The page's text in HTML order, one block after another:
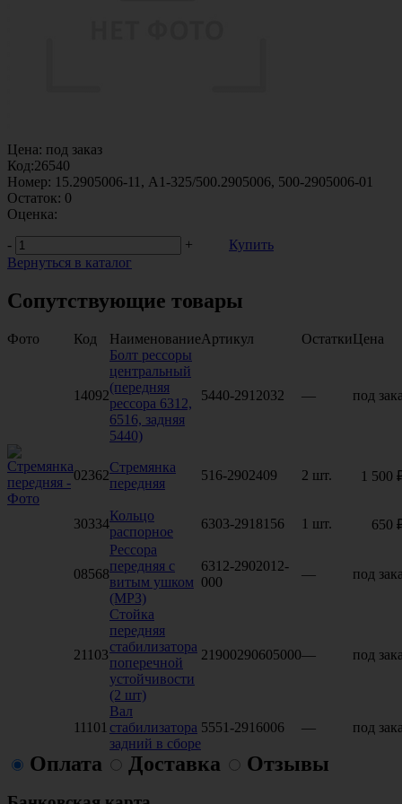
Цена: под заказ
Код:26540
Номер: 15.2905006-11, А1-325/500.2905006, 500-2905006-01
Остаток: 0
Оценка:
-
+
Купить
Вернуться в каталог
Сопутствующие товары
Фото Код НаименованиеАртикул ОстаткиЦена
14092
Болт рессоры
центральный
(передняя
рессора 6312,
6516, задняя
5440)
5440-2912032 — под
02362
Стремянка
передняя
516-2902409 2 шт. 1 500
30334
Кольцо
распорное
6303-2918156 1 шт. 650
08568
Рессора
передняя с
витым ушком
(МРЗ)
6312-2902012-
000
— под
21103
Стойка
передняя
стабилизатора
поперечной
устойчивости
(2 шт)
21900290605000— под
11101
Вал
стабилизатора
задний в сборе
5551-2916006 — под
Оплата Доставка Отзывы